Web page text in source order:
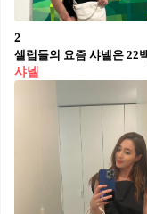
2
셀럽들의 요즘 샤넬은 22
샤넬